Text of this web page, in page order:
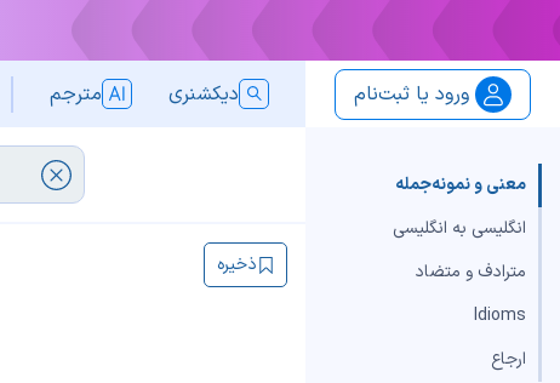
ورود یا ثبت‌نام دیکشنری مترجم
معنی و نمونه‌جمله
انگلیسی به انگلیسی
مترادف و متضاد
Idioms
ارجاع
ذخیره